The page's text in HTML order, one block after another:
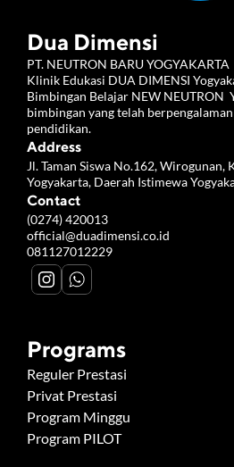
Dua Dimensi
PT. NEUTRON BARU YOGYAKARTA
Klinik Edukasi DUA DIMENSI
Bimbingan Belajar NEW NEUTRON
bimbingan yang telah
pendidikan.
Address
Jl. Taman Siswa No.162, Wirogunan,
Yogyakarta, Daerah Istimewa
Contact
(0274) 420013
official@duadimensi.co.id
081127012229
Programs
Reguler Prestasi
Privat Prestasi
Program Minggu
Program PILOT